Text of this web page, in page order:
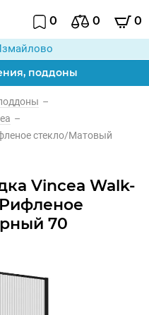
0 0 0
поддоны
–
–
стекло/Матовый
Vincea Walk-
Рифленое
70